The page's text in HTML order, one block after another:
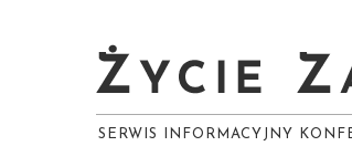
SERWIS INFORMACYJNY